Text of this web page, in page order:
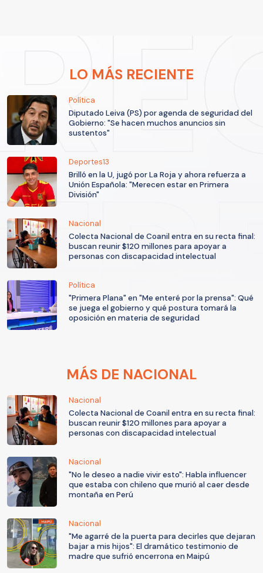
LO MÁS RECIENTE
Política
Diputado Leiva (PS) por agenda de seguridad del
Gobierno: "Se hacen muchos anuncios sin
sustentos"
Deportes13
Brilló en la U, jugó por La Roja y ahora refuerza a
Unión Española: "Merecen estar en Primera
División"
Nacional
Colecta Nacional de Coanil entra en su recta final:
buscan reunir $120 millones para apoyar a
personas con discapacidad intelectual
Política
"Primera Plana" en "Me enteré por la prensa": Qué
se juega el gobierno y qué postura tomará la
oposición en materia de seguridad
MÁS DE NACIONAL
Nacional
Colecta Nacional de Coanil entra en su recta final:
buscan reunir $120 millones para apoyar a
personas con discapacidad intelectual
Nacional
"No le deseo a nadie vivir esto": Habla influencer
que estaba con chileno que murió al caer desde
montaña en Perú
Nacional
"Me agarré de la puerta para decirles que dejaran
bajar a mis hijos": El dramático testimonio de
madre que sufrió encerrona en Maipú